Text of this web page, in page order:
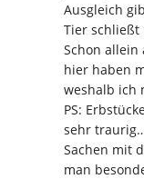
Ausgleich
Tier
Schon
hier haben
weshalb ich
PS:
sehr
Sachen mit
man